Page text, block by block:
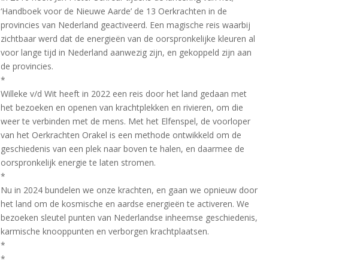
‘Handboek voor de Nieuwe Aarde’ de 13 Oerkrachten in de
provincies van Nederland geactiveerd. Een magische reis waarbij
zichtbaar werd dat de energieën van de oorspronkelijke kleuren al
voor lange tijd in Nederland aanwezig zijn, en gekoppeld zijn aan
de provincies.
*
Willeke v/d Wit heeft in 2022 een reis door het land gedaan met
het bezoeken en openen van krachtplekken en rivieren, om die
weer te verbinden met de mens. Met het Elfenspel, de voorloper
van het Oerkrachten Orakel is een methode ontwikkeld om de
geschiedenis van een plek naar boven te halen, en daarmee de
oorspronkelijk energie te laten stromen.
*
Nu in 2024 bundelen we onze krachten, en gaan we opnieuw door
het land om de kosmische en aardse energieën te activeren. We
bezoeken sleutel punten van Nederlandse inheemse geschiedenis,
karmische knooppunten en verborgen krachtplaatsen.
*
*